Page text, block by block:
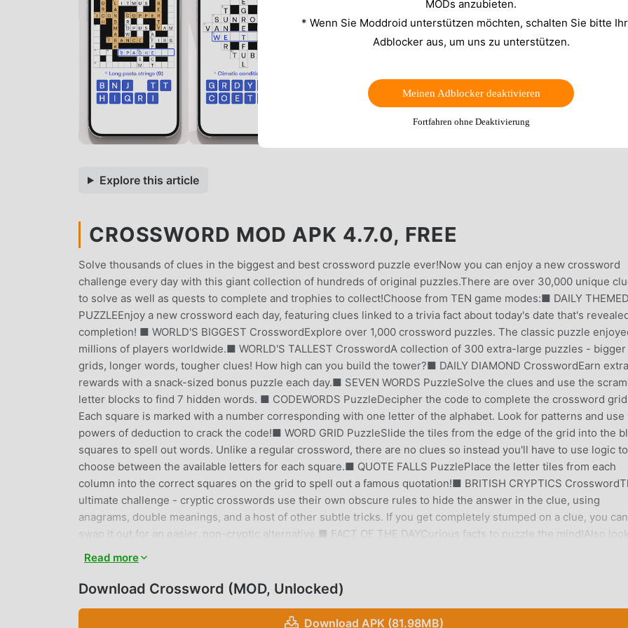
Explore this article
CROSSWORD MOD APK 4.7.0, FREE
Solve thousands of clues in the biggest and best crossword puzzle ever!Now you can enjoy a new crossword
challenge every day with this giant collection of hundreds of original puzzles.There are over 30,000 unique
to solve as well as quests to complete and trophies to collect!Choose from TEN game modes:■ DAILY THEMED
PUZZLEEnjoy a new crossword each day, featuring clues linked to a trivia fact about today's date that's
completion! ■ WORLD'S BIGGEST CrosswordExplore over 1,000 crossword puzzles. The classic puzzle
millions of players worldwide.■ WORLD'S TALLEST CrosswordA collection of 300 extra-large puzzles - bigger
grids, longer words, tougher clues! How high can you build the tower?■ DAILY DIAMOND CrosswordEarn extra
rewards with a snack-sized bonus puzzle each day.■ SEVEN WORDS PuzzleSolve the clues and use the
letter blocks to find 7 hidden words. ■ CODEWORDS PuzzleDecipher the code to complete the crossword
Each square is marked with a number corresponding with one letter of the alphabet. Look for patterns and use
powers of deduction to crack the code!■ WORD GRID PuzzleSlide the tiles from the edge of the grid into the
squares to spell out words. Unlike a regular crossword, there are no clues so instead you'll have to use logic to
choose between the available letters for each square.■ QUOTE FALLS PuzzlePlace the letter tiles from each
column into the correct squares on the grid to spell out a famous quotation!■ BRITISH CRYPTICS
ultimate challenge - cryptic crosswords use their own obscure rules to hide the answer in the clue, using
anagrams, double meanings, and a host of other subtle tricks. If you get completely stumped on a clue, you can
swap it out for an easier, non-cryptic alternative.■ FACT OF THE DAYCurious facts to puzzle the mind!Also
select the [HELP] option from the Pause Menu (the gear icon at the top-right of the game screen) if you require
assistance.If you require further assistance or are unable to access the in-game help, you can contact us via
support@puzzling.comCrossword is free to play, but contains optional paid items to unlock content more
quickly.You can disable in-app purchase functionality in your device's settings if you do not want to use this
Read more
Download Crossword (MOD, Unlocked)
Download APK (81.98MB)
MODs anzubieten.
* Wenn Sie Moddroid unterstützen möchten, schalten Sie bitte
Adblocker aus, um uns zu unterstützen.
Meinen Adblocker deaktivieren
Fortfahren ohne Deaktivierung